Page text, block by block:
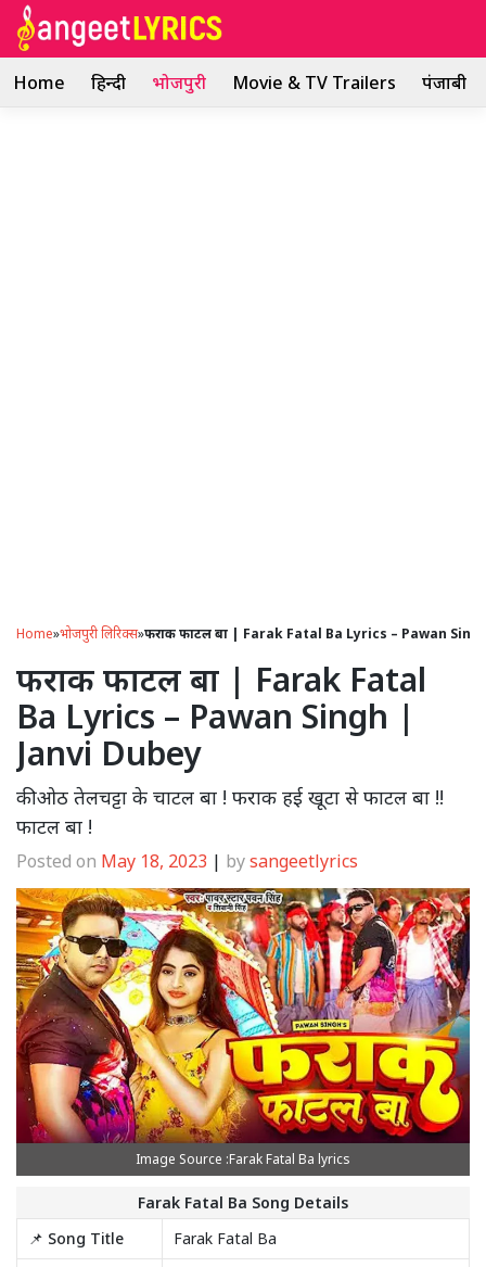
Skip
Home हिन्दी भोजपुरी Movie & TV Trailers पंजाबी
Home»भोजपुरी लिरिक्स»फराक फाटल बा | Farak Fatal Ba Lyrics – Pawan
फराक फाटल बा | Farak Fatal
Ba Lyrics – Pawan Singh |
Janvi Dubey
की ओठ तेलचट्टा के चाटल बा ! फराक हई खूटा से फाटल बा !!
फाटल बा !
Posted on May 18, 2023 | bysangeetlyrics
Image Source :Farak Fatal Ba lyrics
Farak Fatal Ba Song Details
📌 Song Title
Farak Fatal Ba